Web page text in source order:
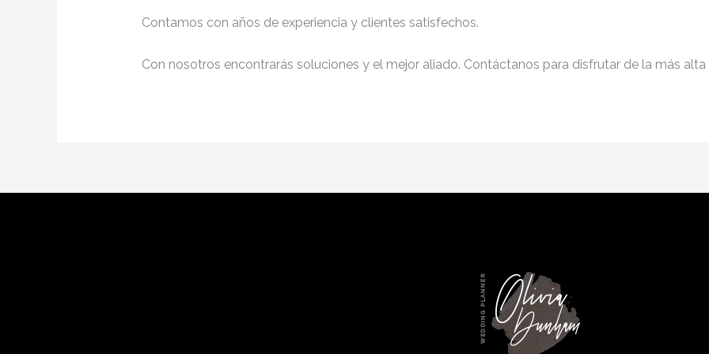
Contamos con años de experiencia y clientes satisfechos.
Con nosotros encontrarás soluciones y el mejor aliado. Contáctanos para disfrutar de la más alta